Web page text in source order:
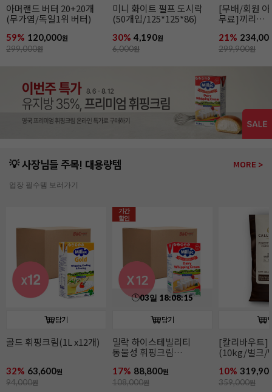
[무배/회원 아이스박스
무료]끼리
크림치즈1kgx12개
21% 234,000원
299,900원
매일 생크림R(500ml/
유지방38%)
37% 4,990원
8,000원
홍차가루
15% 5,490원
6,500원
💡 사장님들 주목! 대용량템 MORE >
업장 필수템 보러가기
담기
[칼리바우트]2815다크
(10kg/벌크/벨기에)
10% 319,900
359,000원
담기
[칼리바우트]
화이트초콜릿 W2(10kg/
15% 319,200
379,000원
이태리산 파
(2~4mm/
파슬리후레
11%
299,000원